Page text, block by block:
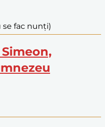
se fac nunți)